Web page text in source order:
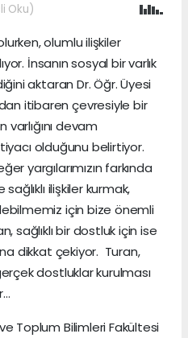
Oku)
olumlu ilişkiler
İnsanın sosyal bir varlık
aktaran Dr. Öğr. Üyesi
itibaren çevresiyle bir
devam
olduğunu belirtiyor.
yargılarımızın farkında
ilişkiler kurmak,
için bize önemli
sağlıklı bir dostluk için ise
dikkat çekiyor. Turan,
dostluklar kurulması
Toplum Bilimleri Fakültesi